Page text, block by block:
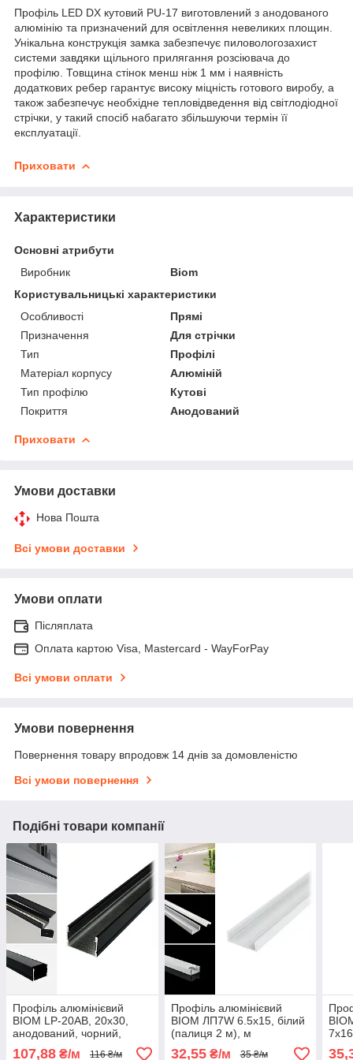
Профіль LED DX кутовий PU-17 виготовлений з анодованого
алюмінію та призначений для освітлення невеликих площин.
Унікальна конструкція замка забезпечує пиловологозахист
системи завдяки щільного прилягання розсіювача до
профілю. Товщина стінок менш ніж 1 мм і наявність
додаткових ребер гарантує високу міцність готового виробу, а
також забезпечує необхідне тепловідведення від світлодіодної
стрічки, у такий спосіб набагато збільшуючи термін її
експлуатації.
Приховати
Характеристики
Основні атрибути
Виробник
Biom
Користувальницькі характеристики
Особливості
Прямі
Призначення
Для стрічки
Тип
Профілі
Матеріал корпусу
Алюміній
Тип профілю
Кутові
Покриття
Анодований
Приховати
Умови доставки
Нова Пошта
Всі умови доставки
Умови оплати
Післяплата
Оплата картою Visa, Mastercard - WayForPay
Всі умови оплати
Умови повернення
Повернення товару впродовж 14 днів за домовленістю
Всі умови повернення
Подібні товари компанії
Профіль алюмінієвий
BIOM LP-20AB, 20х30,
анодований, чорний,
палиця 2 м
107,88 ₴/м 116 ₴/м
Профіль алюмінієвий
BIOM ЛП7W 6.5х15, білий
(палиця 2 м), м
32,55₴/м 35 ₴/м